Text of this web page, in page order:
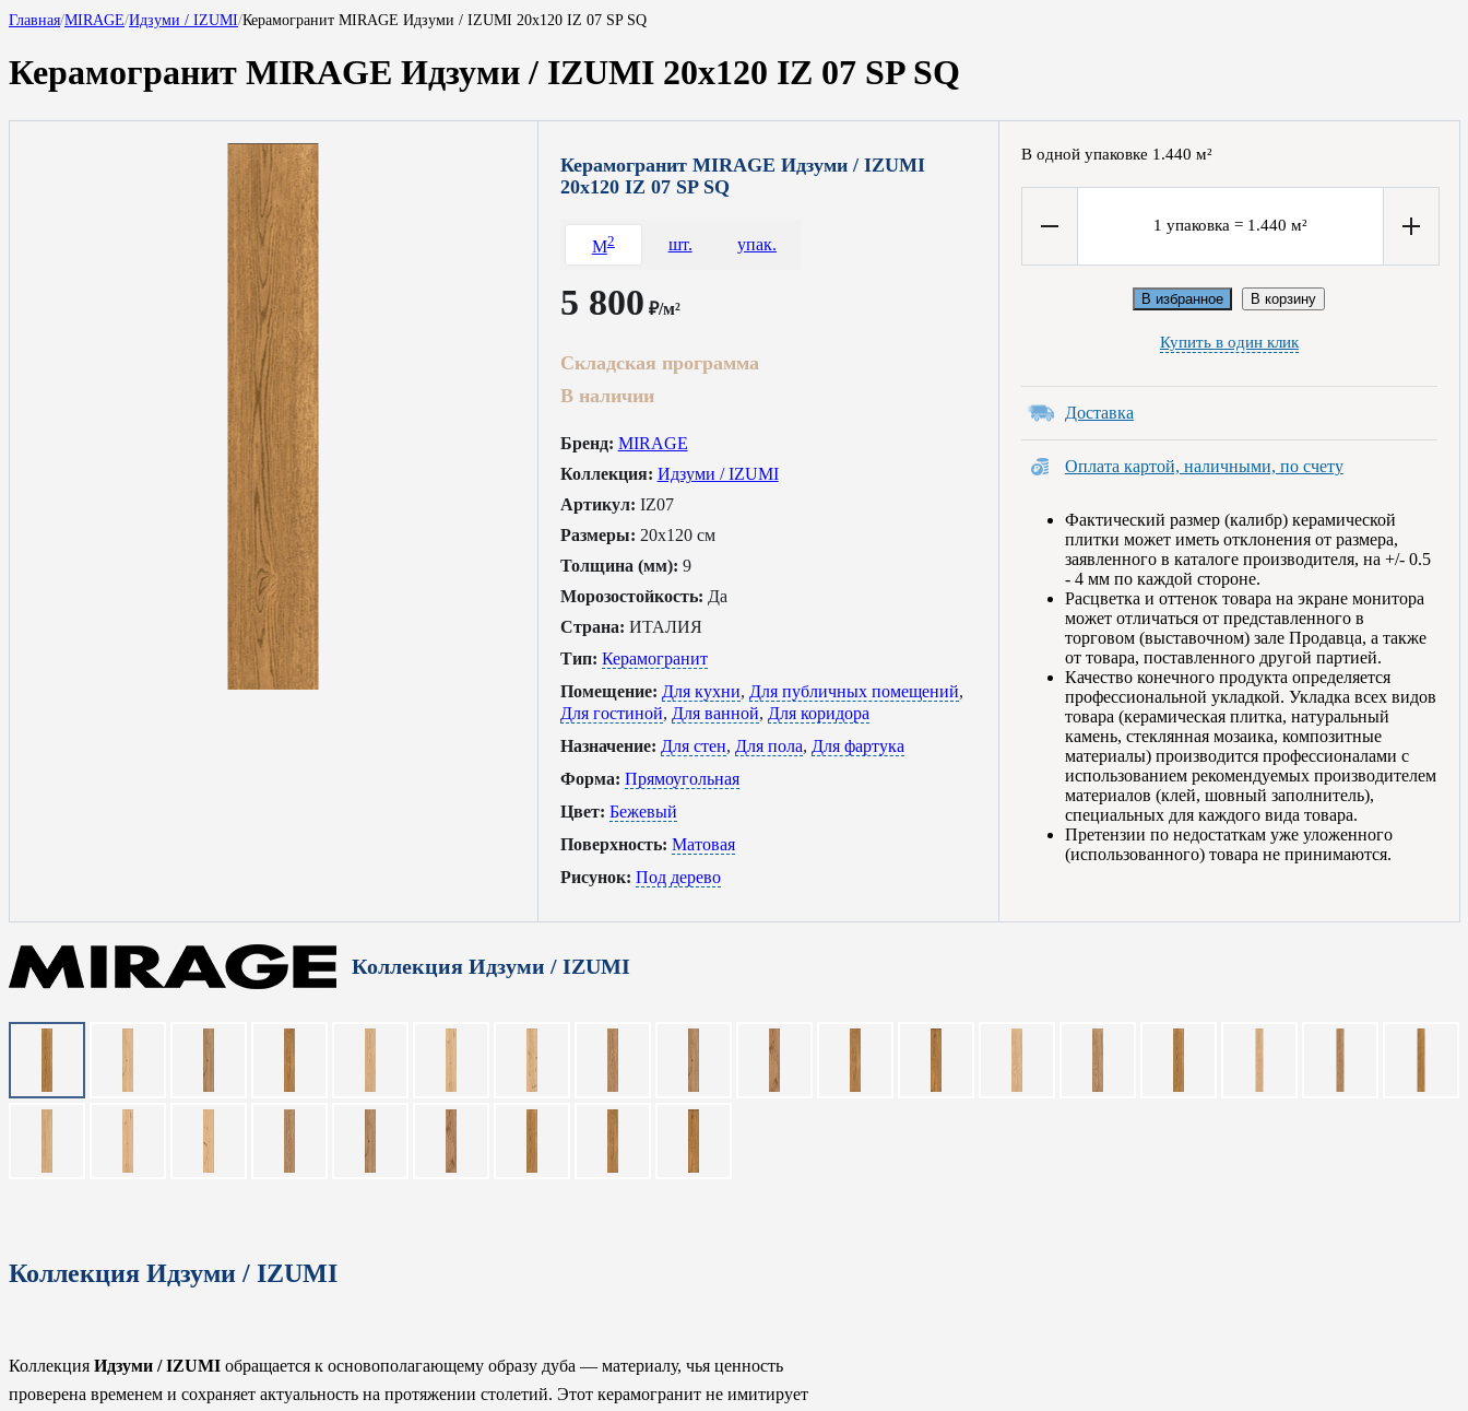
Главная/MIRAGE/Идзуми / IZUMI/Керамогранит MIRAGE Идзуми / IZUMI 20x120 IZ 07 SP SQ
Керамогранит MIRAGE Идзуми / IZUMI 20x120 IZ 07 SP SQ
Керамогранит MIRAGE Идзуми / IZUMI
20x120 IZ 07 SP SQ
M2 шт. упак.
5 800 ₽/м²
Складская программа
В наличии
Бренд: MIRAGE
Коллекция: Идзуми / IZUMI
Артикул: IZ07
Размеры: 20x120 см
Толщина (мм): 9
Морозостойкость: Да
Страна: ИТАЛИЯ
Тип: Керамогранит
Помещение: Для кухни, Для публичных помещений,
Для гостиной, Для ванной, Для коридора
Назначение: Для стен, Для пола, Для фартука
Форма: Прямоугольная
Цвет: Бежевый
Поверхность: Матовая
Рисунок: Под дерево
В одной упаковке 1.440 м²
1 упаковка = 1.440 м²
В избранное В корзину
Купить в один клик
Доставка
Оплата картой, наличными, по счету
Фактический размер (калибр) керамической
плитки может иметь отклонения от размера,
заявленного в каталоге производителя, на +/- 0.5
- 4 мм по каждой стороне.
Расцветка и оттенок товара на экране монитора
может отличаться от представленного в
торговом (выставочном) зале Продавца, а также
от товара, поставленного другой партией.
Качество конечного продукта определяется
профессиональной укладкой. Укладка всех видов
товара (керамическая плитка, натуральный
камень, стеклянная мозаика, композитные
материалы) производится профессионалами с
использованием рекомендуемых производителем
материалов (клей, шовный заполнитель),
специальных для каждого вида товара.
Претензии по недостаткам уже уложенного
(использованного) товара не принимаются.
Коллекция Идзуми / IZUMI
Коллекция Идзуми / IZUMI
Коллекция Идзуми / IZUMI обращается к основополагающему образу дуба — материалу, чья ценность
проверена временем и сохраняет актуальность на протяжении столетий. Этот керамогранит не имитирует